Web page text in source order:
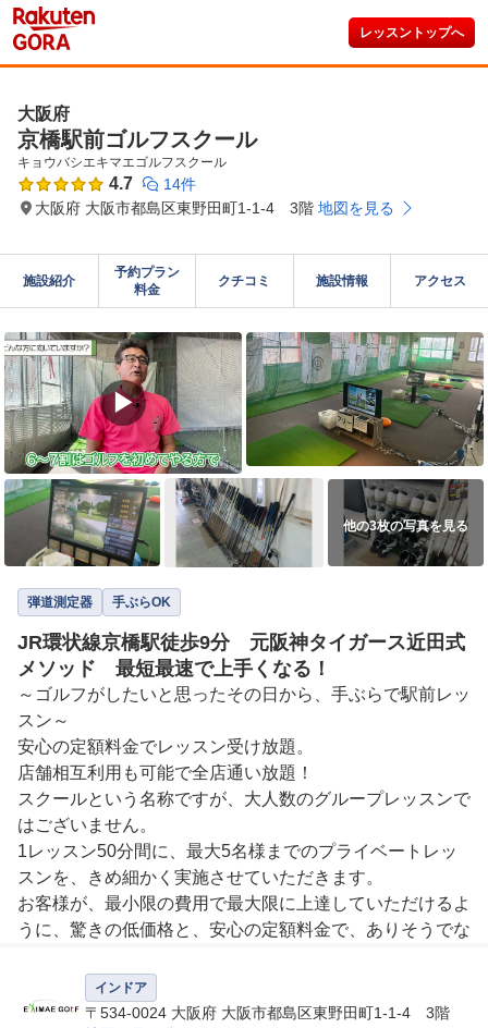
レッスントップへ
大阪府
京橋駅前ゴルフスクール
キョウバシエキマエゴルフスクール
4.7
14件
大阪府 大阪市都島区東野田町1-1-4 3階 地図を見る
施設紹介
予約プラン
料金
クチコミ 施設情報 アクセス
▶
他の3枚の写真を見る
弾道測定器 手ぶらOK
JR環状線京橋駅徒歩9分 元阪神タイガース近田式
メソッド 最短最速で上手くなる！
～ゴルフがしたいと思ったその日から、手ぶらで駅前レッ
スン～
安心の定額料金でレッスン受け放題。
店舗相互利用も可能で全店通い放題！
スクールという名称ですが、大人数のグループレッスンで
はございません。
1レッスン50分間に、最大5名様までのプライベートレッ
スンを、きめ細かく実施させていただきます。
お客様が、最小限の費用で最大限に上達していただけるよ
うに、驚きの低価格と、安心の定額料金で、ありそうでな
ゴルフの上達を目指す皆様のご入会を、心よりお待ちして
おります。当スクールを利用し尽くしていただき、ぜひ皆
インドア
〒534-0024 大阪府 大阪市都島区東野田町1-1-4 3階